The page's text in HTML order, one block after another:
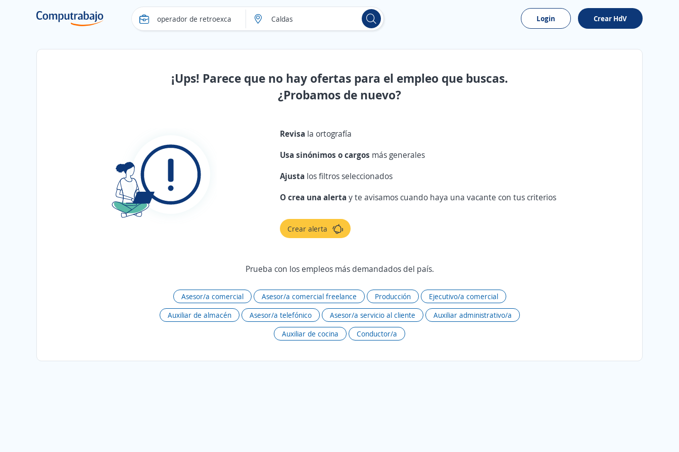
Login Crear HdV
¡Ups! Parece que no hay ofertas para el empleo que buscas.
¿Probamos de nuevo?
Revisa la ortografía
Usa sinónimos o cargos más generales
Ajusta los filtros seleccionados
O crea una alertay te avisamos cuando haya una vacante con tus criterios
Crear alerta
Prueba con los empleos más demandados del país.
Asesor/a comercial Asesor/a comercial freelance Producción
Ejecutivo/a comercial
Auxiliar de almacén
Asesor/a telefónico Asesor/a servicio al cliente
Auxiliar administrativo/a
Auxiliar de cocina
Conductor/a